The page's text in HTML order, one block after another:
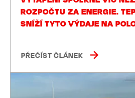
ROZPOČTU ZA ENERGIE.
SNÍŽÍ TYTO VÝDAJE NA
PŘEČÍST ČLÁNEK